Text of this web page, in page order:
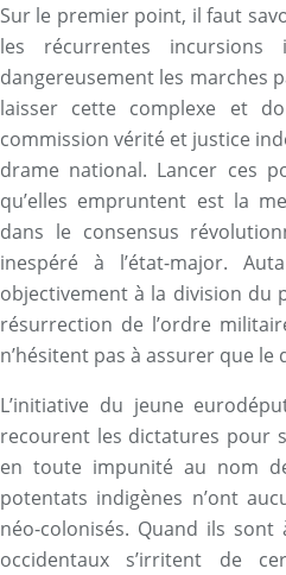
Sur le premier point, il faut
les récurrentes
dangereusement les marches
laisser cette complexe et
commission vérité et justice
drame national. Lancer ces
qu’elles empruntent est la
dans le consensus
inespéré à l’état-major.
objectivement à la division du
résurrection de l’ordre
n’hésitent pas à assurer que
L’initiative du jeune
recourent les dictatures pour
en toute impunité au nom
potentats indigènes n’ont
néo-colonisés. Quand ils
occidentaux s’irritent de